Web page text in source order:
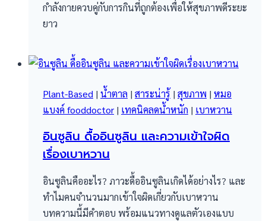
กำลังกายควบคู่กับการกินที่ถูกต้องเพื่อให้สุขภาพดีระยะ
ยาว
Plant-Based | น้ำตาล | สาระน่ารู้ | สุขภาพ | หมอ
แบงค์ fooddoctor | เทคนิคลดน้ำหนัก | เบาหวาน
อินซูลิน ดื้ออินซูลิน และความเข้าใจผิด
เรื่องเบาหวาน
อินซูลินคืออะไร? ภาวะดื้ออินซูลินเกิดได้อย่างไร? และ
ทำไมคนจำนวนมากเข้าใจผิดเกี่ยวกับเบาหวาน
บทความนี้มีคำตอบ พร้อมแนวทางดูแลตัวเองแบบ